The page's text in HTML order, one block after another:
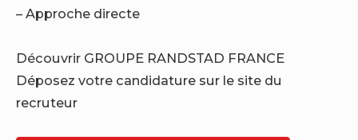
– Approche directe
Découvrir GROUPE RANDSTAD FRANCE
Déposez votre candidature sur le site du
recruteur